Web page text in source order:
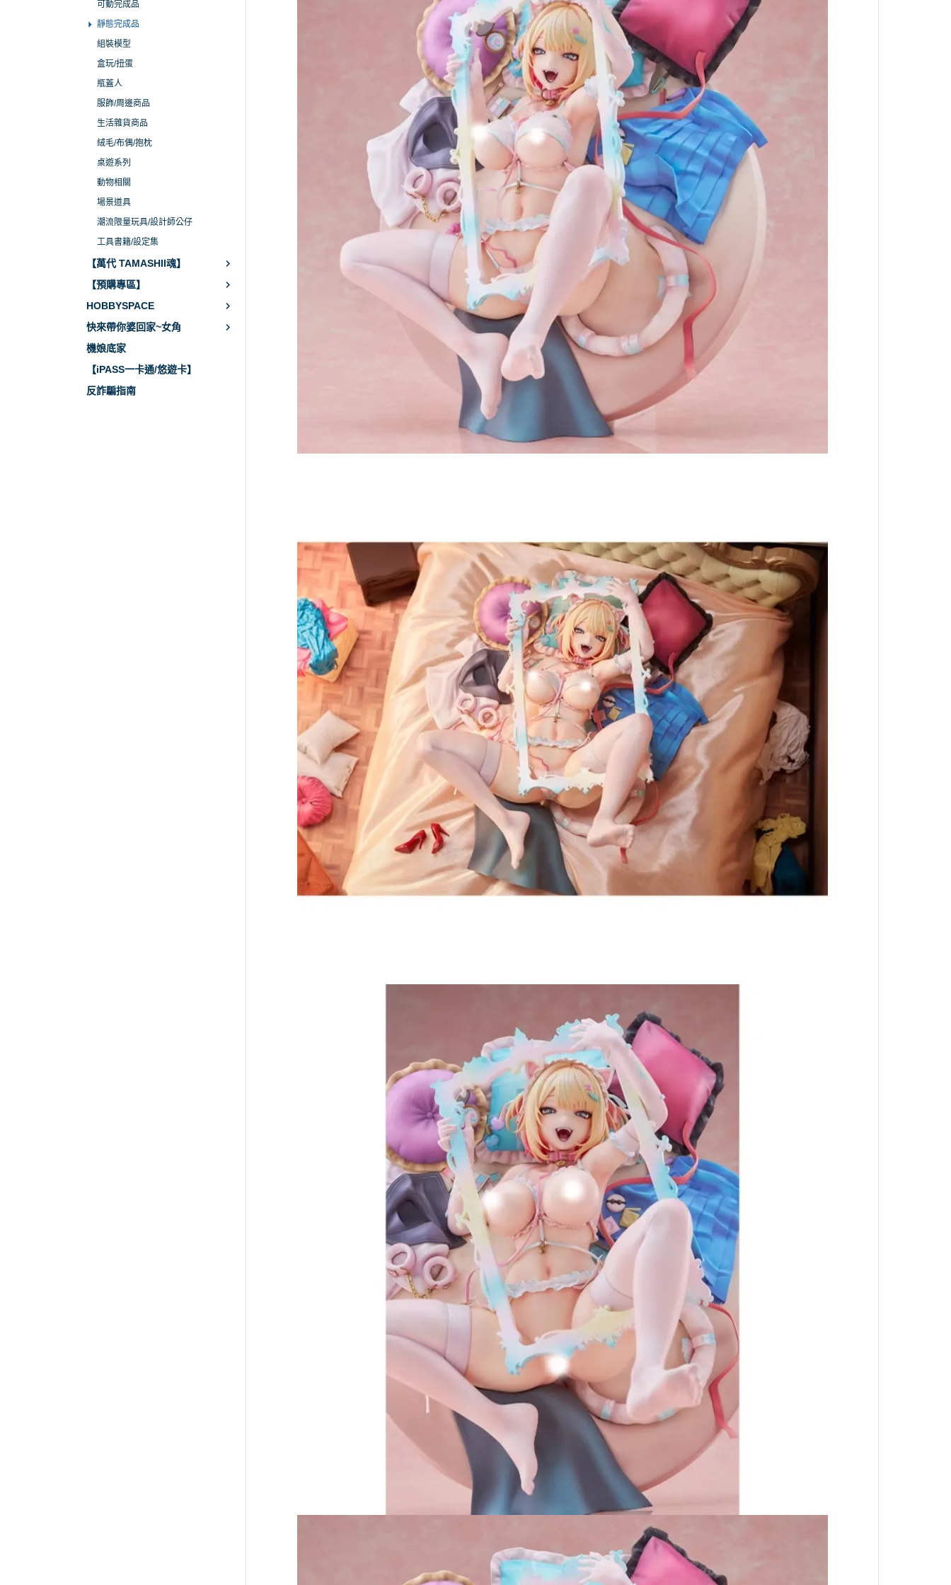
可動完成品
靜態完成品
組裝模型
盒玩/扭蛋
瓶蓋人
服飾/周邊商品
生活雜貨商品
絨毛/布偶/抱枕
桌遊系列
動物相關
場景道具
潮流限量玩具/設計師公仔
工具書籍/設定集
【萬代 TAMASHII魂】
【預購專區】
HOBBYSPACE
快來帶你婆回家~女角
機娘底家
【iPASS一卡通/悠遊卡】
反詐騙指南